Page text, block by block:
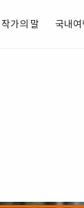
작가의 말 국내여